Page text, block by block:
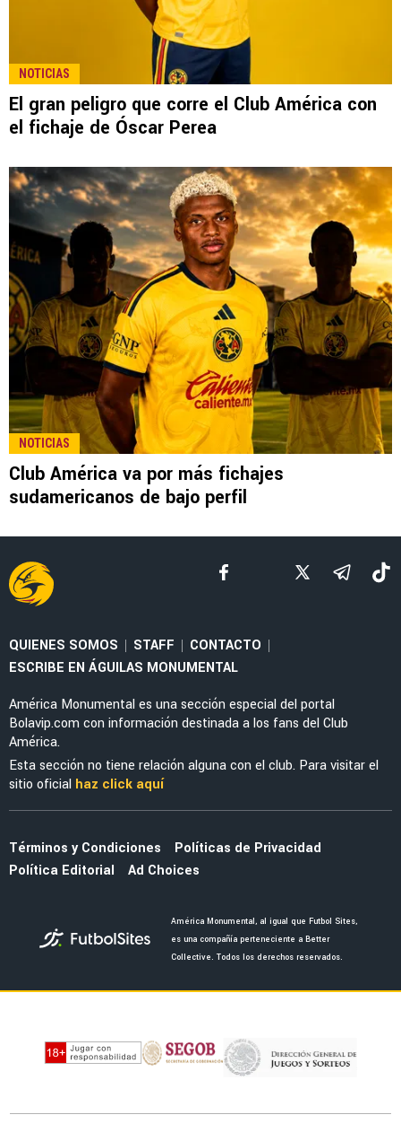
NOTICIAS
El gran peligro que corre el Club América con
el fichaje de Óscar Perea
NOTICIAS
Club América va por más fichajes
sudamericanos de bajo perfil
QUIENES SOMOS | STAFF | CONTACTO |
ESCRIBE EN ÁGUILAS MONUMENTAL
América Monumental es una sección especial del portal
Bolavip.com con información destinada a los fans del Club
América.
Esta sección no tiene relación alguna con el club. Para visitar el
sitio oficial haz click aquí
Términos y Condiciones
Políticas de Privacidad
Política Editorial
Ad Choices
América Monumental, al igual que Futbol Sites,
es una compañía perteneciente a Better
Collective. Todos los derechos reservados.